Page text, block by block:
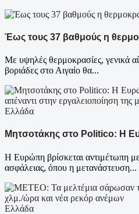
Έως τους 37 βαθμούς η
Με υψηλές θερμοκρασίες, γενικά
βοριάδες στο Αιγαίο θα...
Ελλάδα
Μητσοτάκης στο Politico: Η
Η Ευρώπη βρίσκεται αντιμέτωπη
ασφάλειας, όπου η μετανάστευση...
Ελλάδα